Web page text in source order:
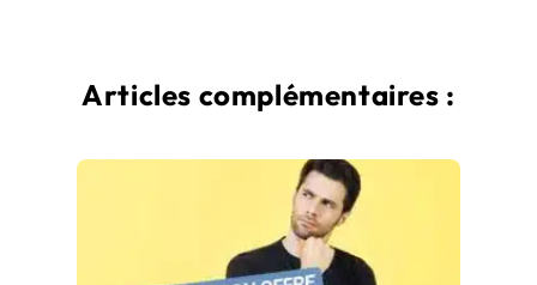
Articles complémentaires :